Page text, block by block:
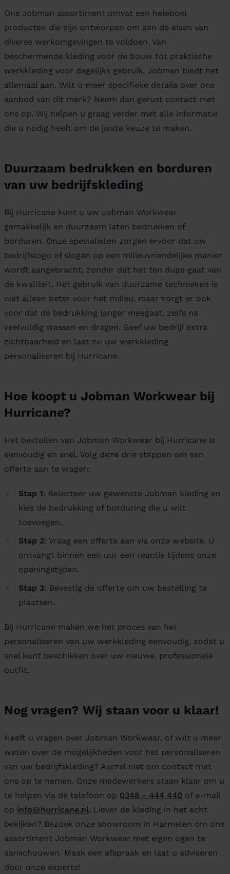
Ons Jobman assortiment omvat een heleboel
producten die zijn ontworpen om aan de eisen van
diverse werkomgevingen te voldoen. Van
beschermende kleding voor de bouw tot praktische
werkkleding voor dagelijks gebruik, Jobman biedt het
allemaal aan. Wilt u meer specifieke details over ons
aanbod van dit merk? Neem dan gerust contact met
ons op. Wij helpen u graag verder met alle informatie
die u nodig heeft om de juiste keuze te maken.
Duurzaam bedrukken en borduren
van uw bedrijfskleding
Bij Hurricane kunt u uw Jobman Workwear
gemakkelijk en duurzaam laten bedrukken of
borduren. Onze specialisten zorgen ervoor dat uw
bedrijfslogo of slogan op een milieuvriendelijke manier
wordt aangebracht, zonder dat het ten dupe gaat van
de kwaliteit. Het gebruik van duurzame technieken is
niet alleen beter voor het milieu, maar zorgt er ook
voor dat de bedrukking langer meegaat, zelfs na
veelvuldig wassen en dragen. Geef uw bedrijf extra
zichtbaarheid en laat nu uw werkkleding
personaliseren bij Hurricane.
Hoe koopt u Jobman Workwear bij
Hurricane?
Het bestellen van Jobman Workwear bij Hurricane is
eenvoudig en snel. Volg deze drie stappen om een
offerte aan te vragen:
Stap 1: Selecteer uw gewenste Jobman kleding en
kies de bedrukking of borduring die u wilt
toevoegen.
Stap 2: Vraag een offerte aan via onze website. U
ontvangt binnen een uur een reactie tijdens onze
openingstijden.
Stap 3: Bevestig de offerte om uw bestelling te
plaatsen.
Bij Hurricane maken we het proces van het
personaliseren van uw werkkleding eenvoudig, zodat u
snel kunt beschikken over uw nieuwe, professionele
outfit.
Nog vragen? Wij staan voor u klaar!
Heeft u vragen over Jobman Workwear, of wilt u meer
weten over de mogelijkheden voor het personaliseren
van uw bedrijfskleding? Aarzel niet om contact met
ons op te nemen. Onze medewerkers staan klaar om u
te helpen via de telefoon op 0348 - 444 440 of e-mail
op info@hurricane.nl. Liever de kleding in het echt
bekijken? Bezoek onze showroom in Harmelen om ons
assortiment Jobman Workwear met eigen ogen te
aanschouwen. Maak een afspraak en laat u adviseren
door onze experts!